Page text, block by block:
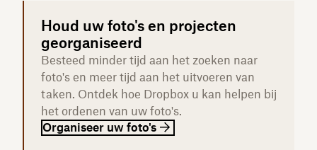
Houd uw foto's en projecten
georganiseerd
Besteed minder tijd aan het zoeken naar
foto's en meer tijd aan het uitvoeren van
taken. Ontdek hoe Dropbox u kan helpen bij
het ordenen van uw foto's.
Organiseer uw foto's